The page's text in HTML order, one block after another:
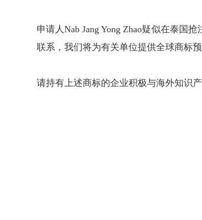
申请人Nab Jang Yong Zhao疑似在泰国
联系，我们将为有关单位提供全球商标预
请持有上述商标的企业积极与海外知识